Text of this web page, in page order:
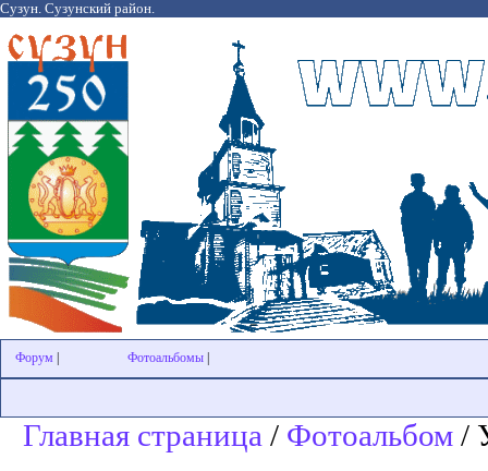
Сузун. Сузунский район.
Форум Фотоальбомы
Главная страница / Фотоальбом /